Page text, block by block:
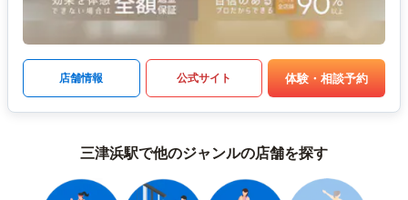
店舗情報 公式サイト 体験・相談予約
三津浜駅で他のジャンルの店舗を探す